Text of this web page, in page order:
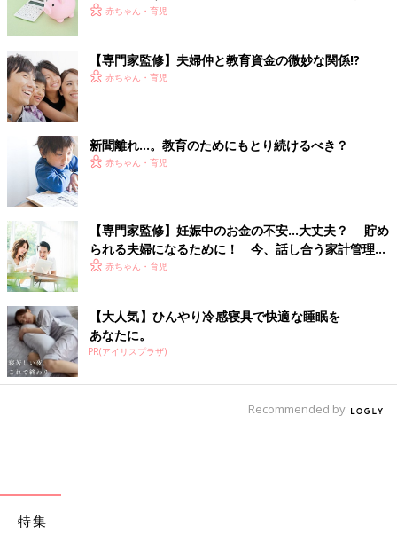
えと言われても、お金の話をすると無口になる」とか「一方的に
私が話すだけで、会話にならない」と感じる方もいるようです。
発展してしまうことがあるかもしれませんね。
そこで話し合いではうまくコミュニケーションがとれない場合は
「メモ」を使ってみてはいかがでしょうか。自分の考えや希望な
どをメモに書き出した上で、ご主人に手渡すのです。
たとえば――
・○○を中学から私立に通わせたいと思っているけれど、それにつ
いて、あなたはどう思う？
・○○に○○の習い事をさせたい。これで、３つ目の習い事になる
けれど、習わせてもかまわない？
・できれば○○小学校に通わせたいけれど、ウチの家計では難しい
と思う？
・○○にはどんな習い事をさせるのがいいと思う？
――このように、質問形式で書き出すのがポイント。ご主人から
返事をもらいたいからです。その際は、すぐに返事が来なくて
えて返事をちょうだいね」とも伝えておくといいでしょう。
ろ、ようやく40キロを過ぎて、ゴールが近づいてくるといった感
じでしょうか。つまり10キロ付近で力を使いすぎてしまうと、ゴ
説】赤ちゃん・育児
【専門家監修】夫婦仲と教育資金の微妙な関係!?
赤ちゃん・育児
新聞離れ…。教育のためにもとり続けるべき？
赤ちゃん・育児
【専門家監修】妊娠中のお金の不安…大丈夫？ 貯め
られる夫婦になるために！ 今、話し合う家計管理と
節約のポイントは？
赤ちゃん・育児
【大人気】ひんやり冷感寝具で快適な睡眠を
あなたに。
PR(アイリスプラザ)
Recommended by
特集